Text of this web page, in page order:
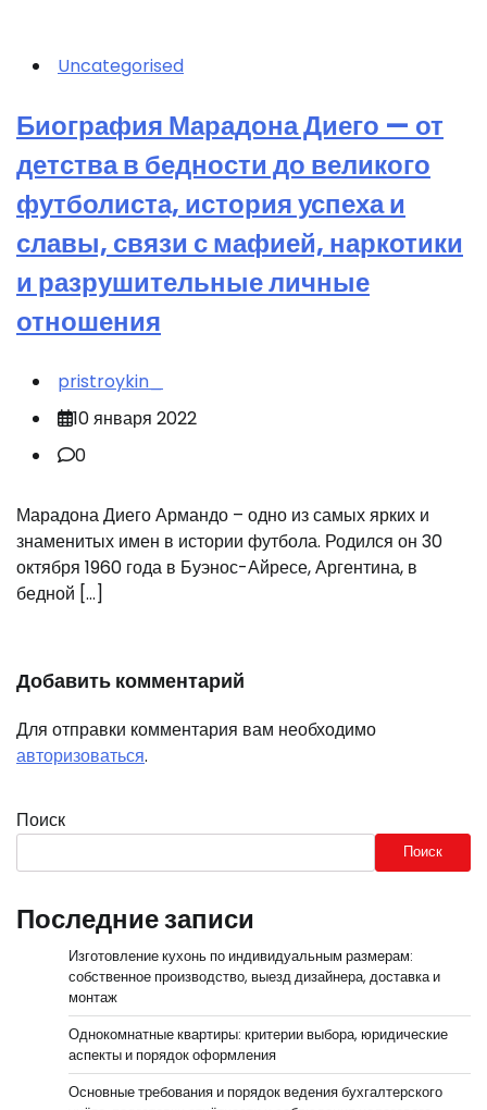
Uncategorised
Биография Марадона Диего — от
детства в бедности до великого
футболиста, история успеха и
славы, связи с мафией, наркотики
и разрушительные личные
отношения
pristroykin_
10 января 2022
0
Марадона Диего Армандо – одно из самых ярких и
знаменитых имен в истории футбола. Родился он 30
октября 1960 года в Буэнос-Айресе, Аргентина, в
бедной […]
Добавить комментарий
Для отправки комментария вам необходимо
авторизоваться.
Поиск
Поиск
Последние записи
Изготовление кухонь по индивидуальным размерам:
собственное производство, выезд дизайнера, доставка и
монтаж
Однокомнатные квартиры: критерии выбора, юридические
аспекты и порядок оформления
Основные требования и порядок ведения бухгалтерского